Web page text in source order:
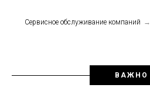
Сервисное обслуживание компаний →
ВАЖНО